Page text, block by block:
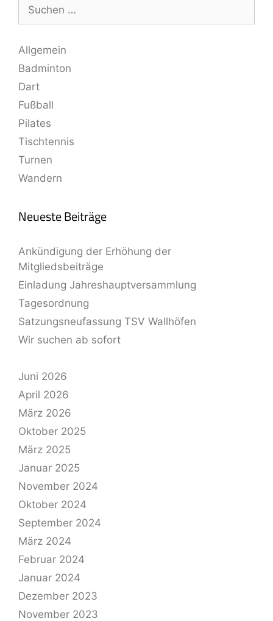
Allgemein
Badminton
Dart
Fußball
Pilates
Tischtennis
Turnen
Wandern
Neueste Beiträge
Ankündigung der Erhöhung der
Mitgliedsbeiträge
Einladung Jahreshauptversammlung
Tagesordnung
Satzungsneufassung TSV Wallhöfen
Wir suchen ab sofort
Juni 2026
April 2026
März 2026
Oktober 2025
März 2025
Januar 2025
November 2024
Oktober 2024
September 2024
März 2024
Februar 2024
Januar 2024
Dezember 2023
November 2023